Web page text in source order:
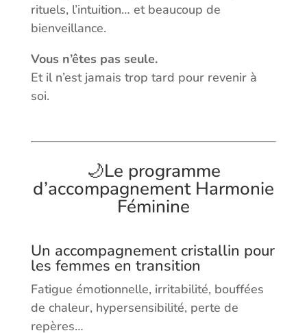
rituels, l’intuition… et beaucoup de
bienveillance.
Vous n’êtes pas seule.
Et il n’est jamais trop tard pour revenir à
soi.
🌙Le programme
d’accompagnement Harmonie
Féminine
Un accompagnement cristallin pour
les femmes en transition
Fatigue émotionnelle, irritabilité, bouffées
de chaleur, hypersensibilité, perte de
repères…